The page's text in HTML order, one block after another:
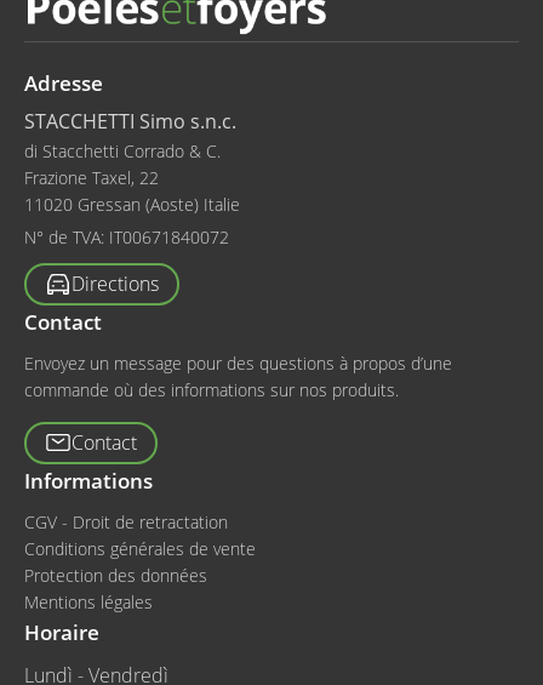
Adresse
STACCHETTI Simo s.n.c.
di Stacchetti Corrado & C.
Frazione Taxel, 22
11020 Gressan (Aoste) Italie
N° de TVA: IT00671840072
Directions
Contact
Envoyez un message pour des questions à propos d’une
commande où des informations sur nos produits.
Contact
Informations
CGV - Droit de retractation
Conditions générales de vente
Protection des données
Mentions légales
Horaire
Lundì - Vendredì